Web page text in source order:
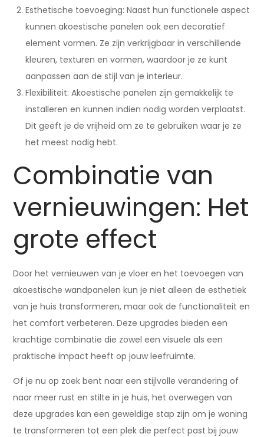
Esthetische toevoeging: Naast hun functionele aspect
kunnen akoestische panelen ook een decoratief
element vormen. Ze zijn verkrijgbaar in verschillende
kleuren, texturen en vormen, waardoor je ze kunt
aanpassen aan de stijl van je interieur.
Flexibiliteit: Akoestische panelen zijn gemakkelijk te
installeren en kunnen indien nodig worden verplaatst.
Dit geeft je de vrijheid om ze te gebruiken waar je ze
het meest nodig hebt.
Combinatie van
vernieuwingen: Het
grote effect
Door het vernieuwen van je vloer en het toevoegen van
akoestische wandpanelen kun je niet alleen de esthetiek
van je huis transformeren, maar ook de functionaliteit en
het comfort verbeteren. Deze upgrades bieden een
krachtige combinatie die zowel een visuele als een
praktische impact heeft op jouw leefruimte.
Of je nu op zoek bent naar een stijlvolle verandering of
naar meer rust en stilte in je huis, het overwegen van
deze upgrades kan een geweldige stap zijn om je woning
te transformeren tot een plek die perfect past bij jouw